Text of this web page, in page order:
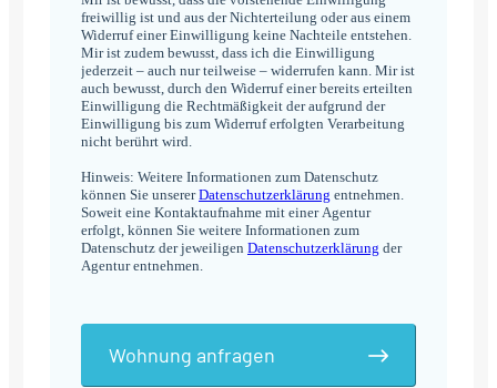
freiwillig ist und aus der Nichterteilung oder aus einem
Widerruf einer Einwilligung keine Nachteile entstehen.
Mir ist zudem bewusst, dass ich die Einwilligung
jederzeit – auch nur teilweise – widerrufen kann. Mir ist
auch bewusst, durch den Widerruf einer bereits erteilten
Einwilligung die Rechtmäßigkeit der aufgrund der
Einwilligung bis zum Widerruf erfolgten Verarbeitung
nicht berührt wird.
Hinweis: Weitere Informationen zum Datenschutz
können Sie unsererDatenschutzerklärung entnehmen.
Soweit eine Kontaktaufnahme mit einer Agentur
erfolgt, können Sie weitere Informationen zum
Datenschutz der jeweiligen Datenschutzerklärung der
Agentur entnehmen.
Wohnung anfragen